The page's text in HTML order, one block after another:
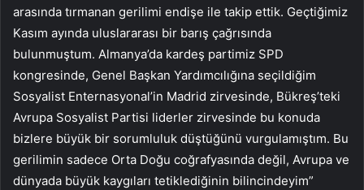
arasında tırmanan gerilimi endişe ile takip ettik. Geçtiğimiz
Kasım ayında uluslararası bir barış çağrısında
bulunmuştum. Almanya’da kardeş partimiz SPD
kongresinde, Genel Başkan Yardımcılığına seçildiğim
Sosyalist Enternasyonal’in Madrid zirvesinde, Bükreş’teki
Avrupa Sosyalist Partisi liderler zirvesinde bu konuda
bizlere büyük bir sorumluluk düştüğünü vurgulamıştım. Bu
gerilimin sadece Orta Doğu coğrafyasında değil, Avrupa ve
dünyada büyük kaygıları tetiklediğinin bilincindeyim”